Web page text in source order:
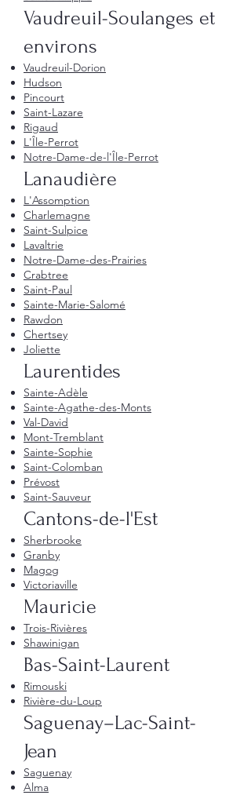
Vaudreuil-Soulanges et
environs
Vaudreuil-Dorion
Hudson
Pincourt
Saint-Lazare
Rigaud
L'Île-Perrot
Notre-Dame-de-l'Île-Perrot
Lanaudière
L'Assomption
Charlemagne
Saint-Sulpice
Lavaltrie
Notre-Dame-des-Prairies
Crabtree
Saint-Paul
Sainte-Marie-Salomé
Rawdon
Chertsey
Joliette
Laurentides
Sainte-Adèle
Sainte-Agathe-des-Monts
Val-David
Mont-Tremblant
Sainte-Sophie
Saint-Colomban
Prévost
Saint-Sauveur
Cantons-de-l'Est
Sherbrooke
Granby
Magog
Victoriaville
Mauricie
Trois-Rivières
Shawinigan
Bas-Saint-Laurent
Rimouski
Rivière-du-Loup
Saguenay–Lac-Saint-
Jean
Saguenay
Alma